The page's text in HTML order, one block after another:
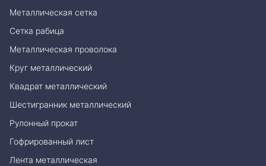
Металлическая сетка
Сетка рабица
Металлическая проволока
Круг металлический
Квадрат металлический
Шестигранник металлический
Рулонный прокат
Гофрированный лист
Лента металлическая